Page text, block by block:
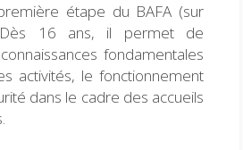
étape du BAFA (sur
16 ans, il permet de
fondamentales
activités, le fonctionnement
dans le cadre des accueils